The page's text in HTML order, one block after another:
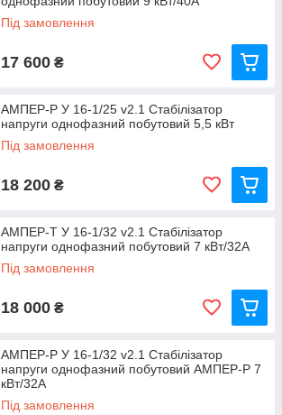
Під замовлення
17 600 ₴
АМПЕР-Р У 16-1/25 v2.1 Стабілізатор
напруги однофазний побутовий 5,5 кВт
Під замовлення
18 200 ₴
АМПЕР-Т У 16-1/32 v2.1 Стабілізатор
напруги однофазний побутовий 7 кВт/32А
Під замовлення
18 000 ₴
АМПЕР-Р У 16-1/32 v2.1 Стабілізатор
напруги однофазний побутовий АМПЕР-Р 7
кВт/32А
Під замовлення